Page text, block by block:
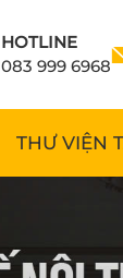
HOTLINE
083 999 6968
THƯ VIỆN